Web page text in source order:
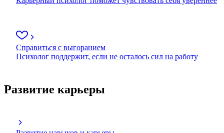
Справиться с выгоранием
Психолог поддержит, если не осталось сил на работу
Развитие карьеры